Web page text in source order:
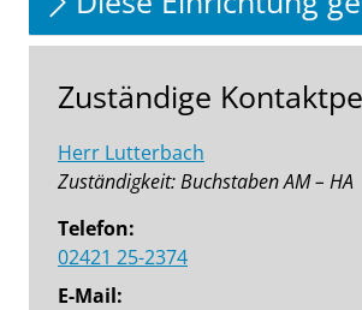
Zuständige
Herr Lutterbach
Zuständigkeit: Buchstaben AM – HA
Telefon:
02421 25-2374
E-Mail: